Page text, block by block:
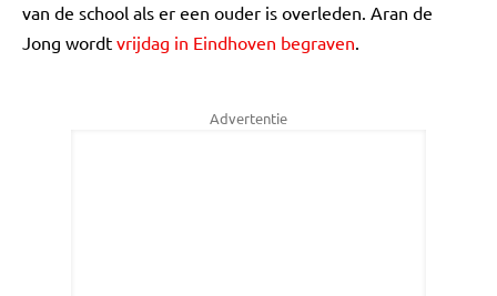
van de school als er een ouder is overleden. Aran de
Jong wordt vrijdag in Eindhoven begraven.
Advertentie